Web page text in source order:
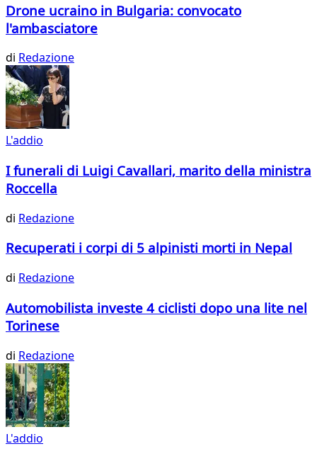
Drone ucraino in Bulgaria: convocato
l'ambasciatore
di Redazione
L'addio
I funerali di Luigi Cavallari, marito della ministra
Roccella
di Redazione
Recuperati i corpi di 5 alpinisti morti in Nepal
di Redazione
Automobilista investe 4 ciclisti dopo una lite nel
Torinese
di Redazione
L'addio